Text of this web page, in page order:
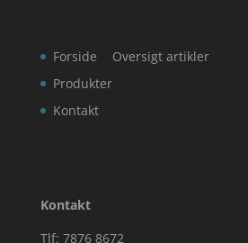
Forside
Produkter
Kontakt
Oversigt artikler
Kontakt
Tlf: 7876 8672